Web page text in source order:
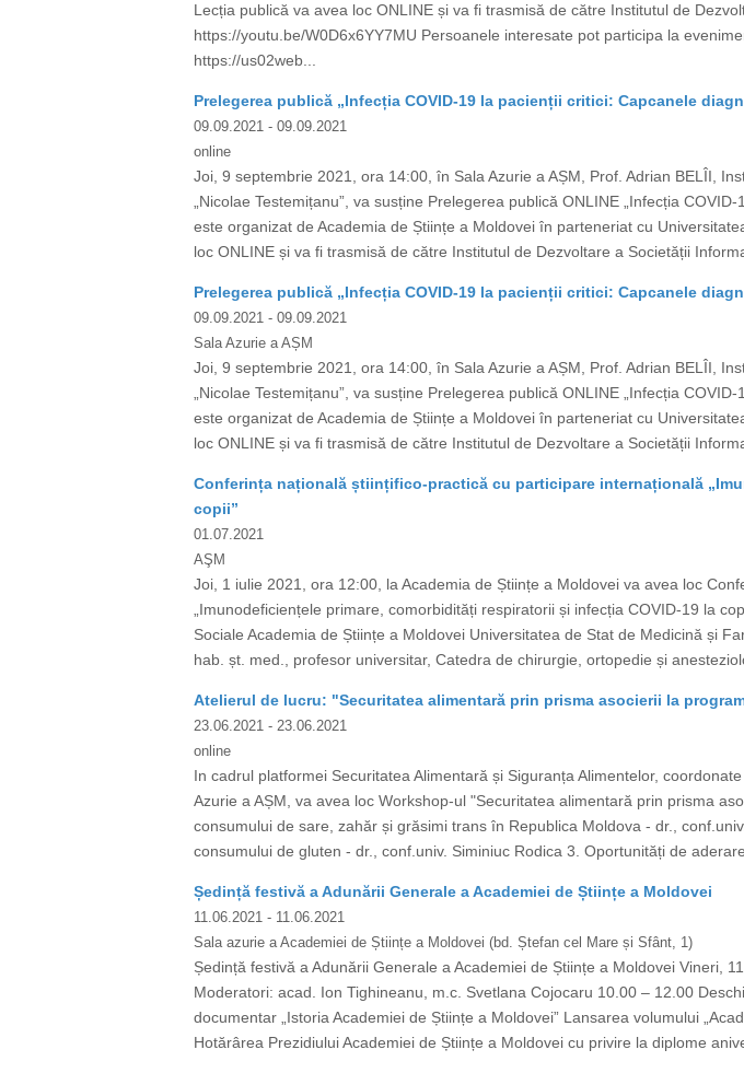
Lecția publică va avea loc ONLINE și va fi trasmisă de către Institutul de
https://youtu.be/W0D6x6YY7MU Persoanele interesate pot participa la
https://us02web...
Prelegerea publică „Infecția COVID-19 la pacienții critici: Capcanele
09.09.2021 - 09.09.2021
online
Joi, 9 septembrie 2021, ora 14:00, în Sala Azurie a AȘM, Prof. Adrian BELÎI,
„Nicolae Testemițanu”, va susține Prelegerea publică ONLINE „Infecția
este organizat de Academia de Științe a Moldovei în parteneriat cu
loc ONLINE și va fi trasmisă de către Institutul de Dezvoltare a Societății
Prelegerea publică „Infecția COVID-19 la pacienții critici: Capcanele
09.09.2021 - 09.09.2021
Sala Azurie a AȘM
Joi, 9 septembrie 2021, ora 14:00, în Sala Azurie a AȘM, Prof. Adrian BELÎI,
„Nicolae Testemițanu”, va susține Prelegerea publică ONLINE „Infecția
este organizat de Academia de Științe a Moldovei în parteneriat cu
loc ONLINE și va fi trasmisă de către Institutul de Dezvoltare a Societății
Conferința națională științifico-practică cu participare internațională
copii”
01.07.2021
AŞM
Joi, 1 iulie 2021, ora 12:00, la Academia de Științe a Moldovei va avea loc
„Imunodeficiențele primare, comorbidități respiratorii și infecția COVID-19 la
Sociale Academia de Științe a Moldovei Universitatea de Stat de Medicină și
hab. șt. med., profesor universitar, Catedra de chirurgie, ortopedie și
Atelierul de lucru: "Securitatea alimentară prin prisma asocierii la
23.06.2021 - 23.06.2021
online
In cadrul platformei Securitatea Alimentară și Siguranța Alimentelor,
Azurie a AȘM, va avea loc Workshop-ul "Securitatea alimentară prin prisma
consumului de sare, zahăr și grăsimi trans în Republica Moldova - dr.,
consumului de gluten - dr., conf.univ. Siminiuc Rodica 3. Oportunități de
Ședință festivă a Adunării Generale a Academiei de Științe a Moldovei
11.06.2021 - 11.06.2021
Sala azurie a Academiei de Științe a Moldovei (bd. Ștefan cel Mare și Sfânt, 1)
Ședință festivă a Adunării Generale a Academiei de Științe a Moldovei Vineri,
Moderatori: acad. Ion Tighineanu, m.c. Svetlana Cojocaru 10.00 – 12.00
documentar „Istoria Academiei de Științe a Moldovei” Lansarea volumului
Hotărârea Prezidiului Academiei de Științe a Moldovei cu privire la diplome